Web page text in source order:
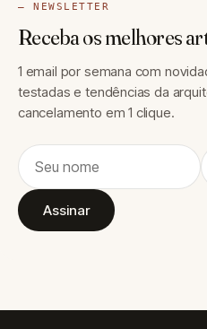
— NEWSLETTER
Receba os melhores
1 email por semana com
testadas e tendências da
cancelamento em 1 clique.
Assinar